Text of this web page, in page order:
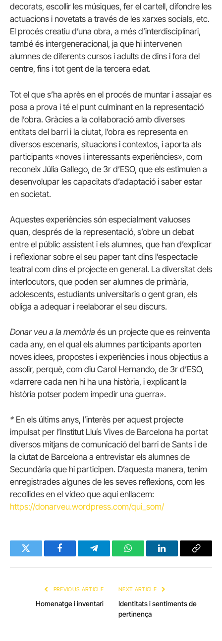
decorats, escollir les músiques, fer el cartell, difondre les
actuacions i novetats a través de les xarxes socials, etc.
El procés creatiu d’una obra, a més d’interdisciplinari,
també és intergeneracional, ja que hi intervenen
alumnes de diferents cursos i adults de dins i fora del
centre, fins i tot gent de la tercera edat.
Tot el que s’ha après en el procés de muntar i assajar es
posa a prova i té el punt culminant en la representació
de l’obra. Gràcies a la col·laboració amb diverses
entitats del barri i la ciutat, l’obra es representa en
diversos escenaris, situacions i contextos, i aporta als
participants «noves i interessants experiències», com
reconeix Júlia Gallego, de 3r d’ESO, que els estimulen a
desenvolupar les capacitats d’adaptació i saber estar
en societat.
Aquestes experiències són especialment valuoses
quan, després de la representació, s’obre un debat
entre el públic assistent i els alumnes, que han d’explicar
i reflexionar sobre el seu paper tant dins l’espectacle
teatral com dins el projecte en general. La diversitat dels
interlocutors, que poden ser alumnes de primària,
adolescents, estudiants universitaris o gent gran, els
obliga a adequar i reelaborar el seu discurs.
Donar veu a la memòria és un projecte que es reinventa
cada any, en el qual els alumnes participants aporten
noves idees, propostes i experiències i nous objectius a
assolir, perquè, com diu Carol Hernando, de 3r d’ESO,
«darrere cada nen hi ha una història, i explicant la
història potser podem impedir una guerra».
* En els últims anys, l’interès per aquest projecte
impulsat per l’Institut Lluís Vives de Barcelona ha portat
diversos mitjans de comunicació del barri de Sants i de
la ciutat de Barcelona a entrevistar els alumnes de
Secundària que hi participen. D’aquesta manera, tenim
enregistrades algunes de les seves reflexions, com les
recollides en el vídeo que aquí enllacem:
https://donarveu.wordpress.com/qui_som/
Twitter FacebookTelegramWhatsAppLinkedInCopy
PREVIOUS ARTICLE
Homenatge i inventari
NEXT ARTICLE
Identitats i sentiments de
pertinença